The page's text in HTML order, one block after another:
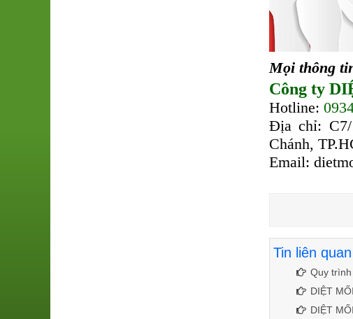
Mọi thông
Công ty
Hotline:
Địa chỉ:
Chánh,
Email:
Tin liên quan
Quy
DIỆT
DIỆT